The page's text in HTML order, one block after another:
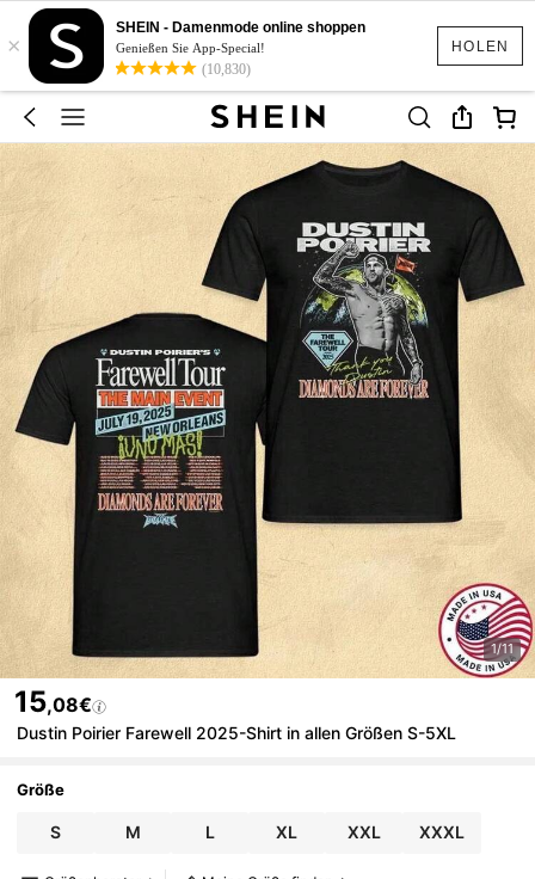
HOLEN
×
SHEIN - Damenmode online shoppen
Genießen Sie App-Special!
(10,830)
1/11
15,08€
Dustin Poirier Farewell 2025-Shirt in allen Größen S-5XL
Größe
S M L XL XXL XXXL